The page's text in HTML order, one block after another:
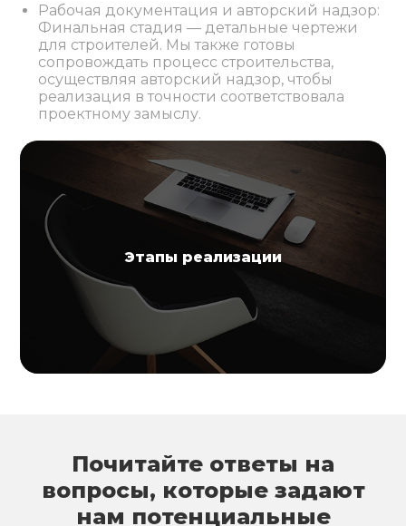
Этапы реализации
Рабочая документация и авторский надзор:
Финальная стадия — детальные чертежи
для строителей. Мы также готовы
сопровождать процесс строительства,
осуществляя авторский надзор, чтобы
реализация в точности соответствовала
проектному замыслу.
Почитайте ответы на
вопросы, которые задают
нам потенциальные